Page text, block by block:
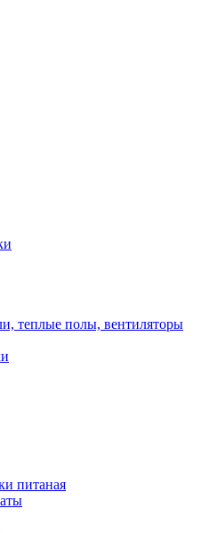
теплые полы, вентиляторы
питаная